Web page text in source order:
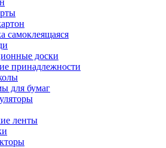
самоклеящаяся
доски
принадлежности
для бумаг
ленты